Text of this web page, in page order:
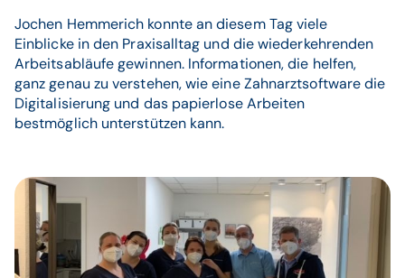
Jochen Hemmerich konnte an diesem Tag viele
Einblicke in den Praxisalltag und die wiederkehrenden
Arbeitsabläufe gewinnen. Informationen, die helfen,
ganz genau zu verstehen, wie eine Zahnarztsoftware die
Digitalisierung und das papierlose Arbeiten
bestmöglich unterstützen kann.